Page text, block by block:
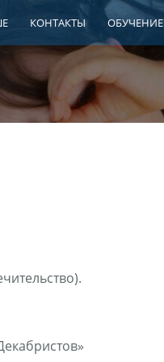
КОНТАКТЫ ОБУЧЕНИЕ